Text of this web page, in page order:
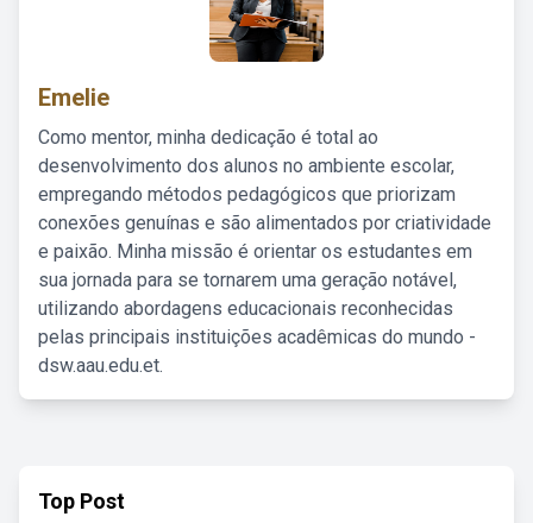
Emelie
Como mentor, minha dedicação é total ao
desenvolvimento dos alunos no ambiente escolar,
empregando métodos pedagógicos que priorizam
conexões genuínas e são alimentados por criatividade
e paixão. Minha missão é orientar os estudantes em
sua jornada para se tornarem uma geração notável,
utilizando abordagens educacionais reconhecidas
pelas principais instituições acadêmicas do mundo -
dsw.aau.edu.et.
Top Post